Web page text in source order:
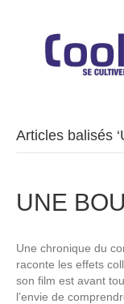
Articles balisés
UNE
Une chronique du
raconte les effets
son film est avant
l’envie de